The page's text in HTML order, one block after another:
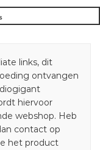
links, dit
ontvangen
hiervoor
webshop. Heb
contact op
het product